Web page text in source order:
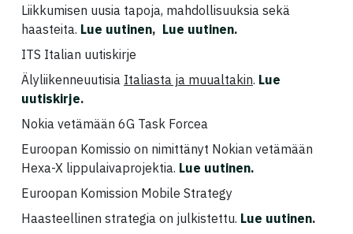
Liikkumisen uusia tapoja, mahdollisuuksia sekä
haasteita. Lue uutinen, Lue uutinen.
ITS Italian uutiskirje
Älyliikenneuutisia Italiasta ja muualtakin. Lue
uutiskirje.
Nokia vetämään 6G Task Forcea
Euroopan Komissio on nimittänyt Nokian vetämään
Hexa-X lippulaivaprojektia. Lue uutinen.
Euroopan Komission Mobile Strategy
Haasteellinen strategia on julkistettu. Lue uutinen.